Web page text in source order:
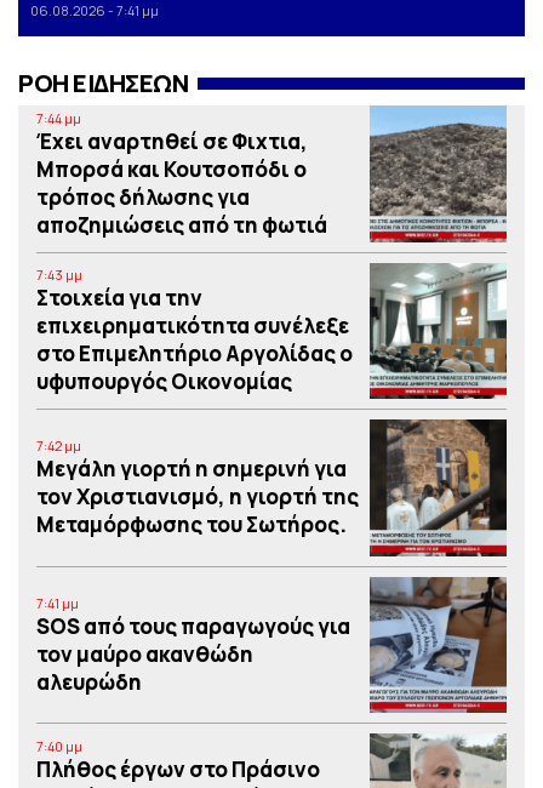
06.08.2026 - 7:41 μμ
ΡΟΗ ΕΙΔΗΣΕΩΝ
7:44 μμ
Έχει αναρτηθεί σε Φιχτια,
Μπορσά και Κουτσοπόδι ο
τρόπος δήλωσης για
αποζημιώσεις από τη φωτιά
7:43 μμ
Στοιχεία για την
επιχειρηματικότητα συνέλεξε
στο Επιμελητήριο Αργολίδας ο
υφυπουργός Οικονομίας
7:42 μμ
Μεγάλη γιορτή η σημερινή για
τον Χριστιανισμό, η γιορτή της
Μεταμόρφωσης του Σωτήρος.
7:41 μμ
SOS από τους παραγωγούς για
τον μαύρο ακανθώδη
αλευρώδη
7:40 μμ
Πλήθος έργων στο Πράσινο